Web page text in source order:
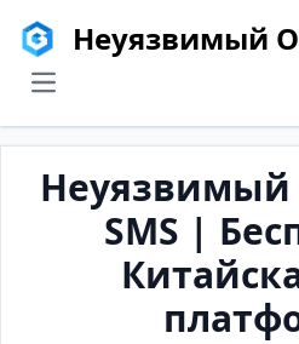
Неуязвимый
menu
SMS |